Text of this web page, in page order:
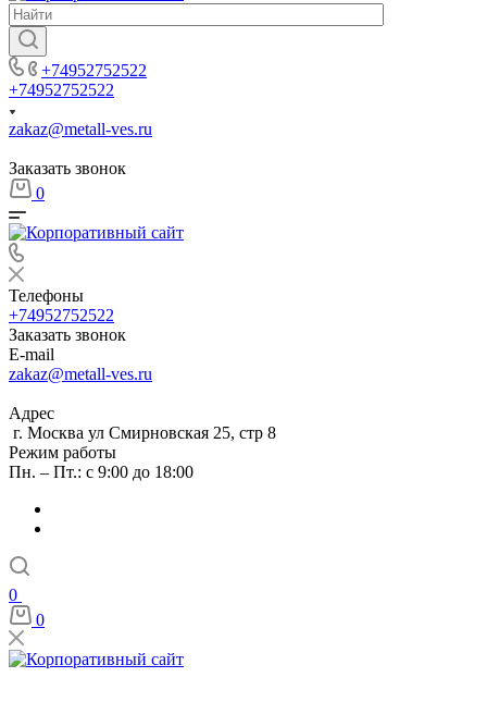
+74952752522
+74952752522
zakaz@metall-ves.ru
Заказать звонок
0
Телефоны
+74952752522
Заказать звонок
E-mail
zakaz@metall-ves.ru
Адрес
г. Москва ул Смирновская 25, стр 8
Режим работы
Пн. – Пт.: с 9:00 до 18:00
0
0